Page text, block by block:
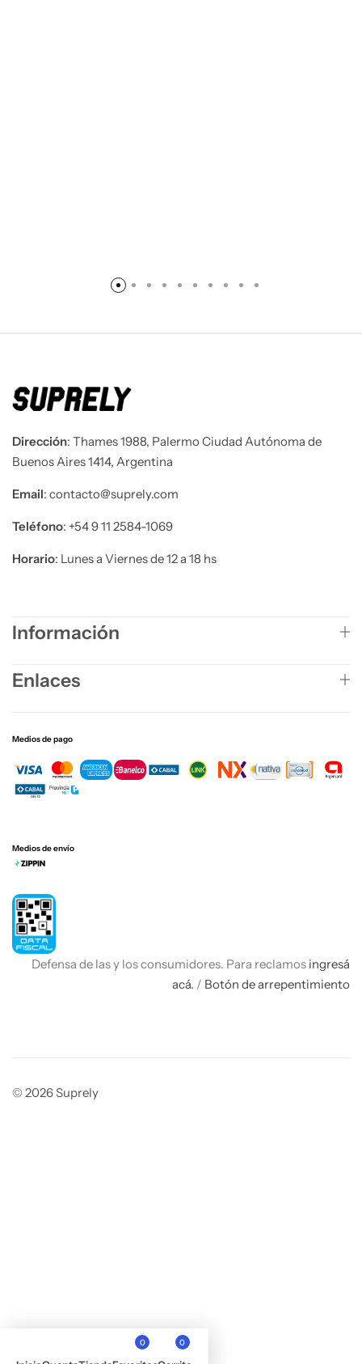
Dirección: Thames 1988, Palermo Ciudad Autónoma de
Buenos Aires 1414, Argentina
Email: contacto@suprely.com
Teléfono​: +54 9 11 2584-1069
Horario: Lunes a Viernes de 12 a 18 hs
Información
Enlaces
Medios de pago
Medios de envío
Defensa de las y los consumidores. Para reclamos ingresá
acá. / Botón de arrepentimiento
© 2026 Suprely
0 0